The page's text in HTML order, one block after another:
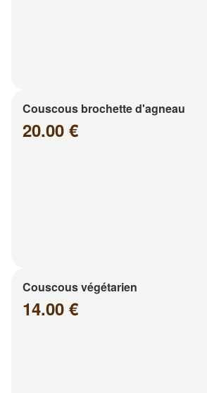
Couscous brochette d'agneau
20.00 €
Couscous végétarien
14.00 €